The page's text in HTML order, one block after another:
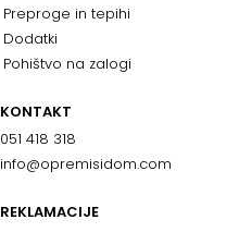
Preproge in tepihi
Dodatki
Pohištvo na zalogi
KONTAKT
051 418 318
info@opremisidom.com
REKLAMACIJE